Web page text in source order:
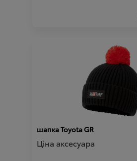
шапка Toyota GR
Ціна аксесуара